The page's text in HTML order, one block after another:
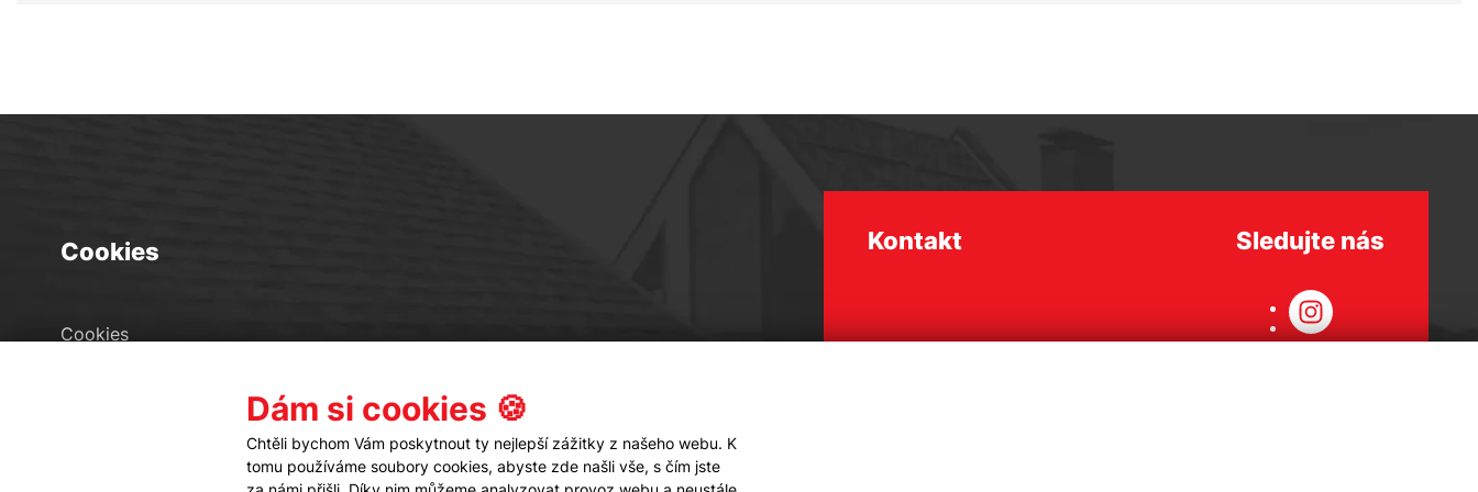
Cookies
Cookies
Kontakt Sledujte nás
Dám si cookies 🍪
Chtěli bychom Vám poskytnout ty nejlepší zážitky z našeho webu. K
tomu používáme soubory cookies, abyste zde našli vše, s čím jste